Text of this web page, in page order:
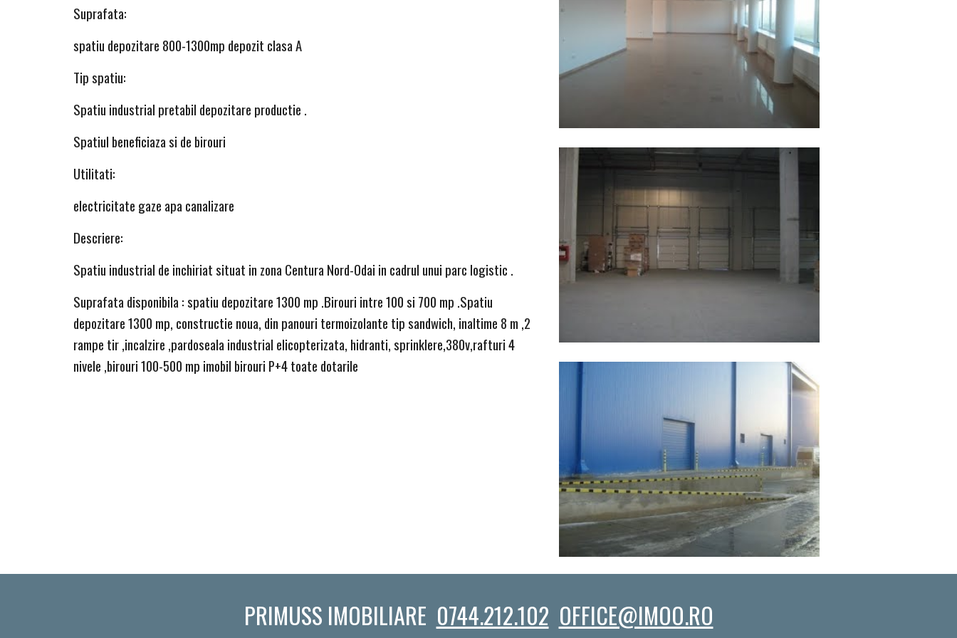
Suprafata:
spatiu depozitare 800-1300mp depozit clasa A
Tip spatiu:
Spatiu industrial pretabil depozitare productie .
Spatiul beneficiaza si de birouri
Utilitati:
electricitate gaze apa canalizare
Descriere:
Spatiu industrial de inchiriat situat in zona Centura Nord-Odai in cadrul unui parc logistic .
Suprafata disponibila : spatiu depozitare 1300 mp .Birouri intre 100 si 700 mp .Spatiu
depozitare 1300 mp, constructie noua, din panouri termoizolante tip sandwich, inaltime 8 m ,2
rampe tir ,incalzire ,pardoseala industrial elicopterizata, hidranti, sprinklere,380v,rafturi 4
nivele ,birouri 100-500 mp imobil birouri P+4 toate dotarile
PRIMUSS IMOBILIARE 0744.212.102 OFFICE@IMOO.RO